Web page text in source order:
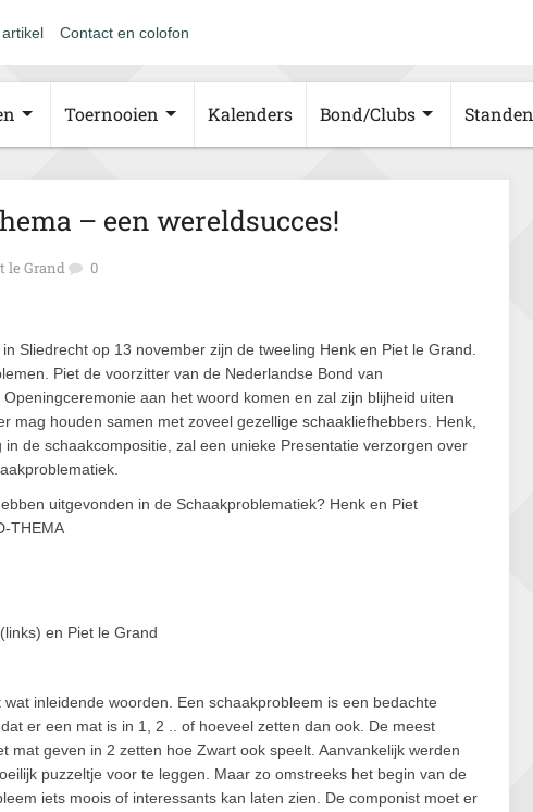
Contact en colofon
Toernooien Kalenders Bond/Clubs Standen
– een wereldsucces!
le Grand 0
Sliedrecht op 13 november zijn de tweeling Henk en Piet le Grand.
Piet de voorzitter van de Nederlandse Bond van
aan het woord komen en zal zijn blijheid uiten
mag houden samen met zoveel gezellige schaakliefhebbers. Henk,
de schaakcompositie, zal een unieke Presentatie verzorgen over
uitgevonden in de Schaakproblematiek? Henk en Piet
THEMA
en Piet le Grand
inleidende woorden. Een schaakprobleem is een bedachte
er een mat is in 1, 2 .. of hoeveel zetten dan ook. De meest
geven in 2 zetten hoe Zwart ook speelt. Aanvankelijk werden
puzzeltje voor te leggen. Maar zo omstreeks het begin van de
iets moois of interessants kan laten zien. De componist moet er